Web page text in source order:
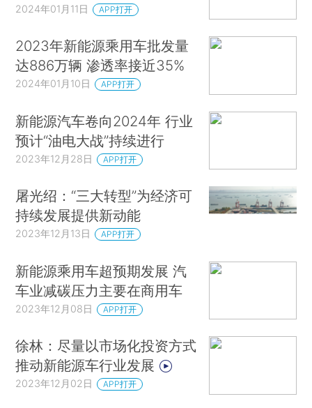
2024年01月11日 APP打开
2023年新能源乘用车批发量
达886万辆 渗透率接近35%
2024年01月10日 APP打开
新能源汽车卷向2024年 行业
预计“油电大战”持续进行
2023年12月28日 APP打开
屠光绍：“三大转型”为经济可
持续发展提供新动能
2023年12月13日 APP打开
新能源乘用车超预期发展 汽
车业减碳压力主要在商用车
2023年12月08日 APP打开
徐林：尽量以市场化投资方式
推动新能源车行业发展
2023年12月02日 APP打开